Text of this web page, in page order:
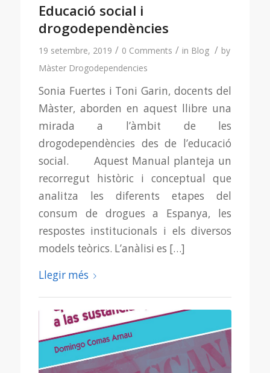
Educació social i
drogodependències
19 setembre, 2019 / 0 Comments / in Blog / by
Màster Drogodependencies
Sonia Fuertes i Toni Garin, docents del
Màster, aborden en aquest llibre una
mirada a l’àmbit de les
drogodependències des de l’educació
social. Aquest Manual planteja un
recorregut històric i conceptual que
analitza les diferents etapes del
consum de drogues a Espanya, les
respostes institucionals i els diversos
models teòrics. L’anàlisi es […]
Llegir més